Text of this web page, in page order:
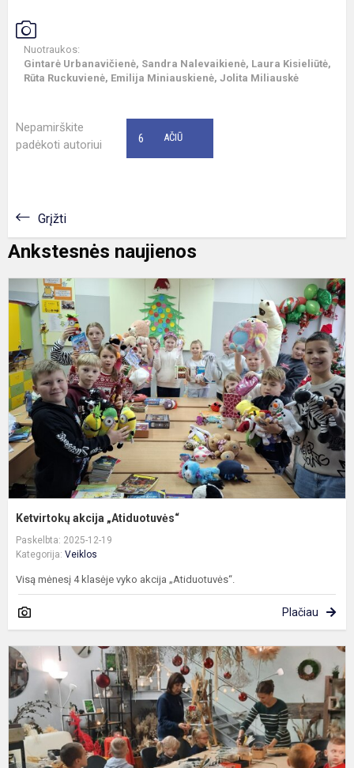
Nuotraukos:
Gintarė Urbanavičienė, Sandra Nalevaikienė, Laura Kisieliūtė,
Rūta Ruckuvienė, Emilija Miniauskienė, Jolita Miliauskė
Nepamirškite
padėkoti autoriui
AČIŪ
6
Grįžti
Ankstesnės naujienos
Ketvirtokų akcija „Atiduotuvės“
Paskelbta: 2025-12-19
Kategorija: Veiklos
Visą mėnesį 4 klasėje vyko akcija „Atiduotuvės“.
Plačiau